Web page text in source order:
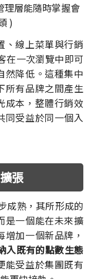
理層能隨時掌握會
)
、線上菜單與行銷
在一次瀏覽中即可
然降低。這種集中
所有品牌之間產生
成本，整體行銷效
同受益於同一個入
張
成熟，其所形成的
是一個能在未來擴
加一個新品牌，
入既有的點數生態
能受益於集團既有